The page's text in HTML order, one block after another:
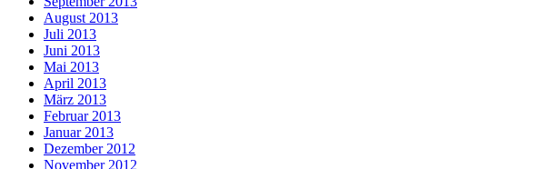
August 2013
Juli 2013
Juni 2013
Mai 2013
April 2013
März 2013
Februar 2013
Januar 2013
Dezember 2012
November 2012